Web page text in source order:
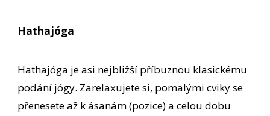
Hathajóga
Hathajóga je asi nejbližší příbuznou klasickému
podání jógy. Zarelaxujete si, pomalými cviky se
přenesete až k ásanám (pozice) a celou dobu